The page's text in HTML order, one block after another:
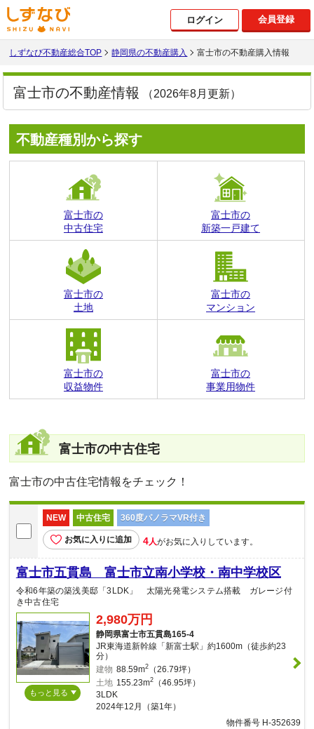
ログイン 会員登録
しずなび不動産総合TOP 静岡県の不動産購入 富士市の不動産購入情報
富士市の不動産情報 （2026年8月更新）
不動産種別から探す
富士市の
中古住宅
富士市の
新築一戸建て
富士市の
土地
富士市の
マンション
富士市の
収益物件
富士市の
事業用物件
富士市の中古住宅
富士市の中古住宅情報をチェック！
NEW 中古住宅 360度パノラマVR付き
お気に入りに追加 4人がお気に入りしています。
富士市五貫島 富士市立南小学校・南中学校区
令和6年築の築浅美邸「3LDK」 太陽光発電システム搭載 ガレージ付
き中古住宅
もっと見る
2,980万円
静岡県富士市五貫島165-4
JR東海道新幹線「新富士駅」約1600m（徒歩約23
分）
建物 88.59m2（26.79坪）
土地 155.23m2（46.95坪）
3LDK
2024年12月（築1年）
物件番号 H-352639